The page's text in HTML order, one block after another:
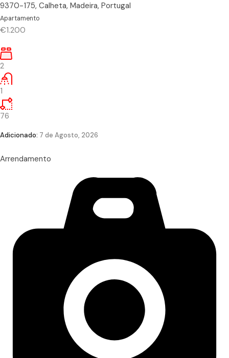
9370-175, Calheta, Madeira, Portugal
Apartamento
€1.200
2
1
76
Adicionado: 7 de Agosto, 2026
Arrendamento